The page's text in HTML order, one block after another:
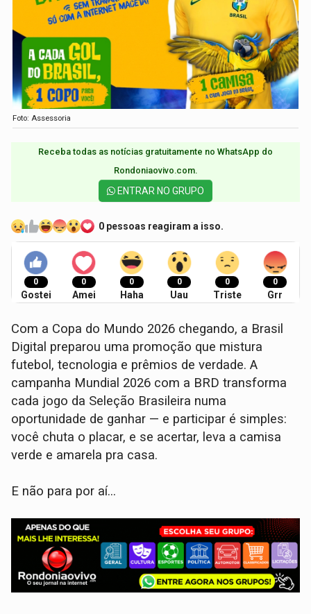
Foto: Assessoria
Receba todas as notícias gratuitamente no WhatsApp do
Rondoniaovivo.com.​
ENTRAR NO GRUPO
0 pessoas reagiram a isso.
0
Gostei
0
Amei
0
Haha
0
Uau
0
Triste
0
Grr
Com a Copa do Mundo 2026 chegando, a Brasil
Digital preparou uma promoção que mistura
futebol, tecnologia e prêmios de verdade. A
campanha Mundial 2026 com a BRD transforma
cada jogo da Seleção Brasileira numa
oportunidade de ganhar — e participar é simples:
você chuta o placar, e se acertar, leva a camisa
verde e amarela pra casa.
E não para por aí…